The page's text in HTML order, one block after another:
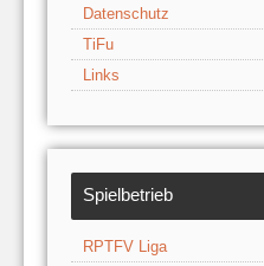
Datenschutz
TiFu
Links
Spielbetrieb
RPTFV Liga